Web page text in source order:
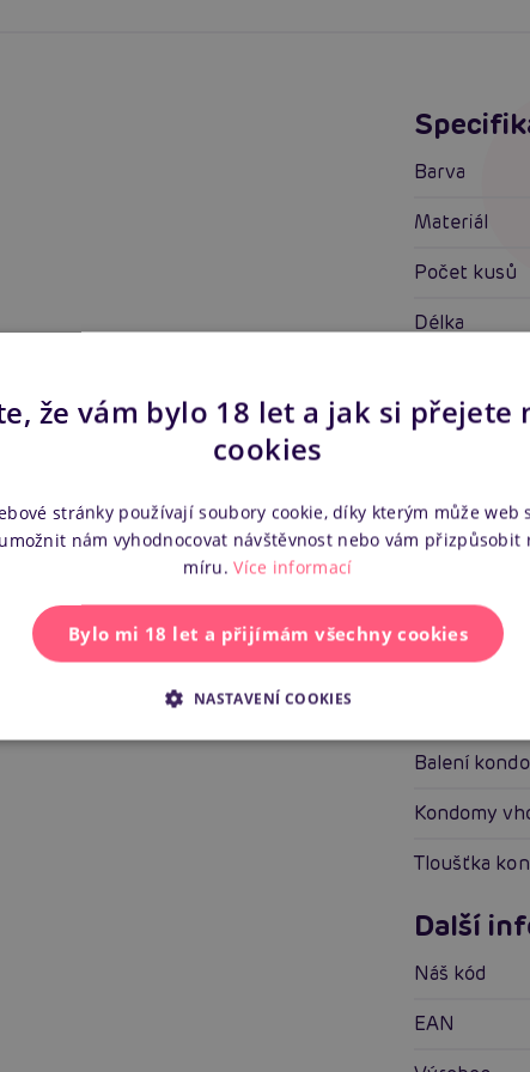
Barva
Materiál
Počet kusů
Délka
Bez latexu
Vlastnosti
Balení
Kondomy
Tloušťka
Další
Náš kód
EAN
že vám bylo 18 let a jak si přejete
cookies
stránky používají soubory cookie, díky kterým může web
nám vyhodnocovat návštěvnost nebo vám přizpůsobit
míru. Více informací
Bylo mi 18 let a přijímám všechny cookies
NASTAVENÍ COOKIES